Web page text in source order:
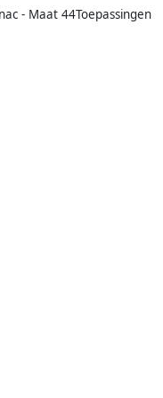
- Maat 44Toepassingen